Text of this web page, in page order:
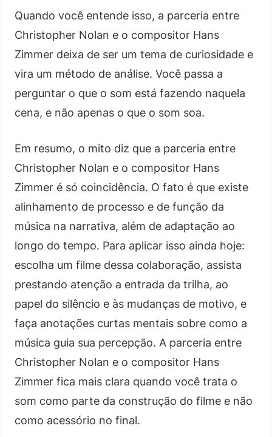
Quando você entende isso, a parceria entre
Christopher Nolan e o compositor Hans
Zimmer deixa de ser um tema de curiosidade e
vira um método de análise. Você passa a
perguntar o que o som está fazendo naquela
cena, e não apenas o que o som soa.
Em resumo, o mito diz que a parceria entre
Christopher Nolan e o compositor Hans
Zimmer é só coincidência. O fato é que existe
alinhamento de processo e de função da
música na narrativa, além de adaptação ao
longo do tempo. Para aplicar isso ainda hoje:
escolha um filme dessa colaboração, assista
prestando atenção a entrada da trilha, ao
papel do silêncio e às mudanças de motivo, e
faça anotações curtas mentais sobre como a
música guia sua percepção. A parceria entre
Christopher Nolan e o compositor Hans
Zimmer fica mais clara quando você trata o
som como parte da construção do filme e não
como acessório no final.